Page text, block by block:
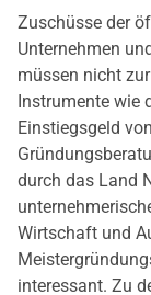
Zuschüsse der
Unternehmen
müssen nicht
Instrumente wie
Einstiegsgeld
durch das Land
Wirtschaft und
interessant. Zu